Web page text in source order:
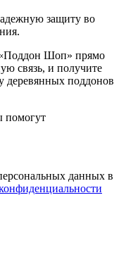
защиту во
Шоп» прямо
связь, и получите
деревянных поддонов
помогут
данных в